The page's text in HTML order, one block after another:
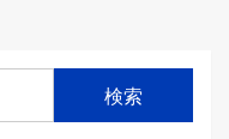
検索